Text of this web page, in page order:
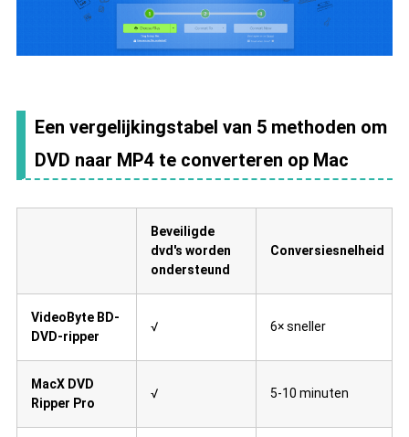
Een vergelijkingstabel van 5 methoden om
DVD naar MP4 te converteren op Mac
Beveiligde
dvd's worden
ondersteund
Conversiesnelheid
VideoByte BD-
DVD-ripper
√ 6× sneller
MacX DVD
Ripper Pro
√ 5-10 minuten